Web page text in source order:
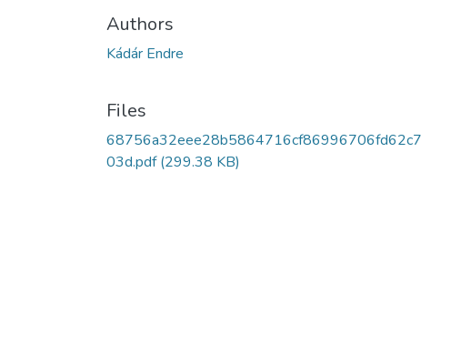
Authors
Kádár Endre
Files
68756a32eee28b5864716cf86996706fd62c7
03d.pdf(299.38 KB)